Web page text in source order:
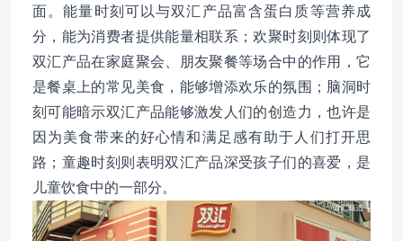
面。能量时刻可以与双汇产品富含蛋白质等营养成
分，能为消费者提供能量相联系；欢聚时刻则体现了
双汇产品在家庭聚会、朋友聚餐等场合中的作用，它
是餐桌上的常见美食，能够增添欢乐的氛围；脑洞时
刻可能暗示双汇产品能够激发人们的创造力，也许是
因为美食带来的好心情和满足感有助于人们打开思
路；童趣时刻则表明双汇产品深受孩子们的喜爱，是
儿童饮食中的一部分。